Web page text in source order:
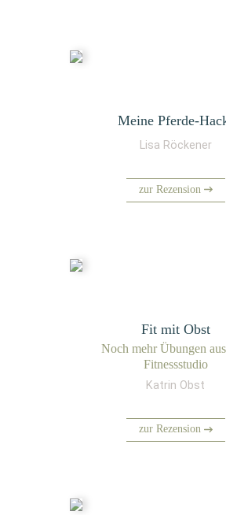
Meine Pferde-
Lisa Röckener
zur Rezension
Fit mit Obst
Noch mehr Übun­gen
Fitnessstudio
Katrin Obst
zur Rezension